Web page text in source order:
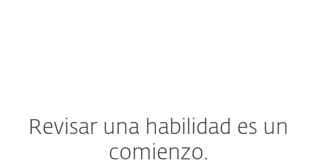
Revisar una habilidad es un
comienzo.